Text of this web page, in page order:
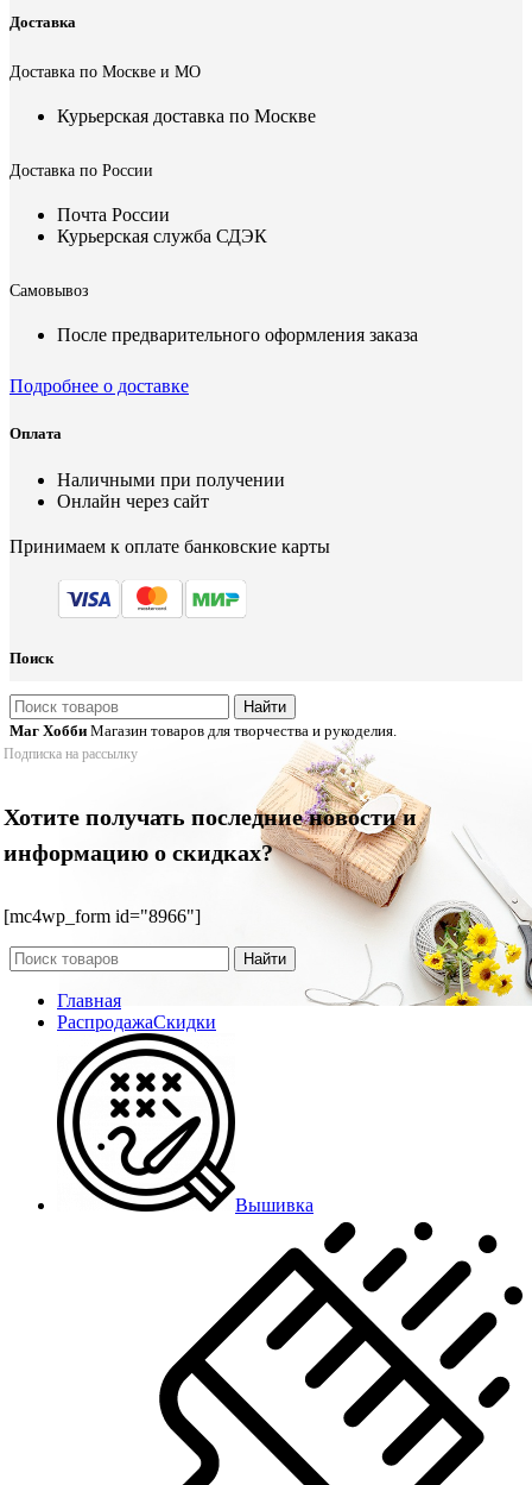
Доставка
Доставка по Москве и МО
Курьерская доставка по Москве
Доставка по России
Почта России
Курьерская служба СДЭК
Самовывоз
После предварительного оформления заказа
Подробнее о доставке
Оплата
Наличными при получении
Онлайн через сайт
Принимаем к оплате банковские карты
Поиск
Найти
Маг Хобби Магазин товаров для творчества и рукоделия.
Подписка на рассылку
Хотите получать последние новости и
информацию о скидках?
[mc4wp_form id="8966"]
Найти
Главная
РаспродажаСкидки
Вышивка